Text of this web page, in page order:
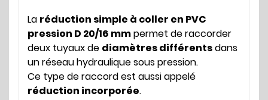
La réduction simple à coller en PVC
pression D 20/16 mmpermet de raccorder
deux tuyaux de diamètres différentsdans
un réseau hydraulique sous pression.
Ce type de raccord est aussi appelé
réduction incorporée.